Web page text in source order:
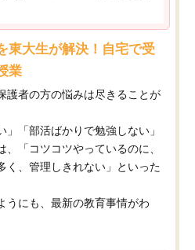
東大生が解決！自宅で受
業
護者の方の悩みは尽きることが
」「部活ばかりで勉強しない」
、「コツコツやっているのに、
く、管理しきれない」といった
うにも、最新の教育事情がわ